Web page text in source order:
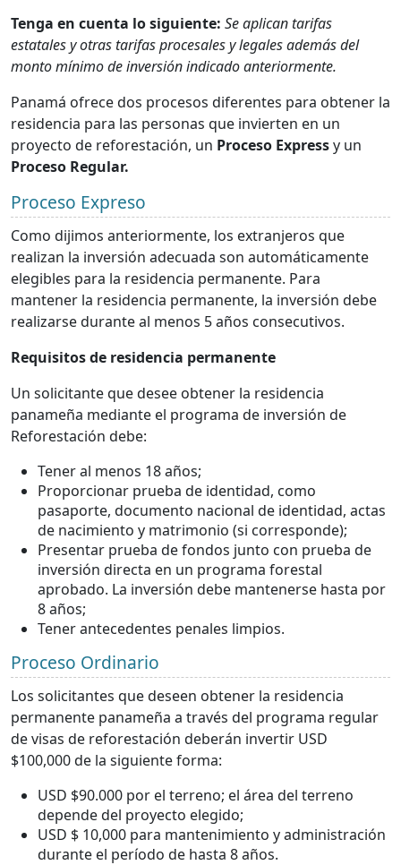
Tenga en cuenta lo siguiente: Se aplican tarifas
estatales y otras tarifas procesales y legales además del
monto mínimo de inversión indicado anteriormente.
Panamá ofrece dos procesos diferentes para obtener la
residencia para las personas que invierten en un
proyecto de reforestación, un Proceso Expressy un
Proceso Regular.
Proceso Expreso
Como dijimos anteriormente, los extranjeros que
realizan la inversión adecuada son automáticamente
elegibles para la residencia permanente. Para
mantener la residencia permanente, la inversión debe
realizarse durante al menos 5 años consecutivos.
Requisitos de residencia permanente
Un solicitante que desee obtener la residencia
panameña mediante el programa de inversión de
Reforestación debe:
Tener al menos 18 años;
Proporcionar prueba de identidad, como
pasaporte, documento nacional de identidad, actas
de nacimiento y matrimonio (si corresponde);
Presentar prueba de fondos junto con prueba de
inversión directa en un programa forestal
aprobado. La inversión debe mantenerse hasta por
8 años;
Tener antecedentes penales limpios.
Proceso Ordinario
Los solicitantes que deseen obtener la residencia
permanente panameña a través del programa regular
de visas de reforestación deberán invertir USD
$100,000 de la siguiente forma:
USD $90.000 por el terreno; el área del terreno
depende del proyecto elegido;
USD $ 10,000 para mantenimiento y administración
durante el período de hasta 8 años.